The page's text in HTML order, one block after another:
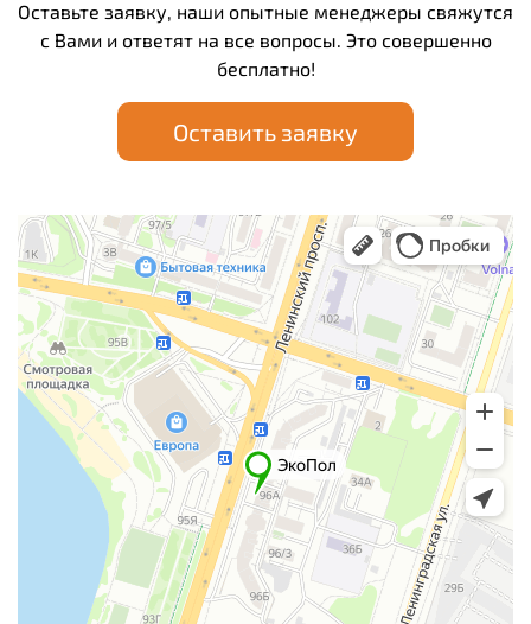
Оставьте заявку, наши опытные менеджеры свяжутся
с Вами и ответят на все вопросы. Это совершенно
бесплатно!
Оставить заявку